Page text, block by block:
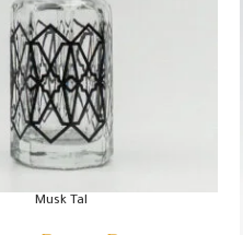
Musk Tal